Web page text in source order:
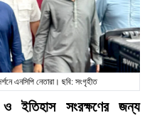
এনসিপি নেতারা। ছবি: সংগৃহীত
ইতিহাস সংরক্ষণের জন্য